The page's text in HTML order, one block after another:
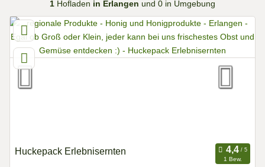
1 Hofladen in Erlangen und 0 in Umgebung
Huckepack Erlebnisernten
1 Bew.